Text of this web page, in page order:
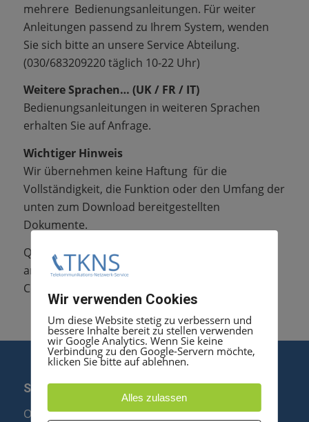
mehrere Bedienungsanleitungen. Für weiter
Anleitungen passend zu Ihrem System, wenden
Sie sich bitte an unsere Service Abteilung.
(030/683209220 täglich 10-22 Uhr)
Weitere Sprachen… (UK / FR / IT)
Bedienungsanleitungen in weiteren Sprachen
erhalten Sie auf Anfrage.
Wichtiger Hinweis
Wir übernehmen keine Haftung für die
Vollständigkeit, die Funktion oder den Umfang der
unten zum Download bereitgestellten
Dokumente.
Quelle und Urheber ist soweit nicht anders
angegeben die Siemens Enterprise
Communications GmbH & Co. KG.
SERVICE
Optipoint Display Reparatur
Wir verwenden Cookies
Um diese Website stetig zu verbessern und
bessere Inhalte bereit zu stellen verwenden
wir Google Analytics. Wenn Sie keine
Verbindung zu den Google-Servern möchte,
klicken Sie bitte auf ablehnen.
Alles zulassen